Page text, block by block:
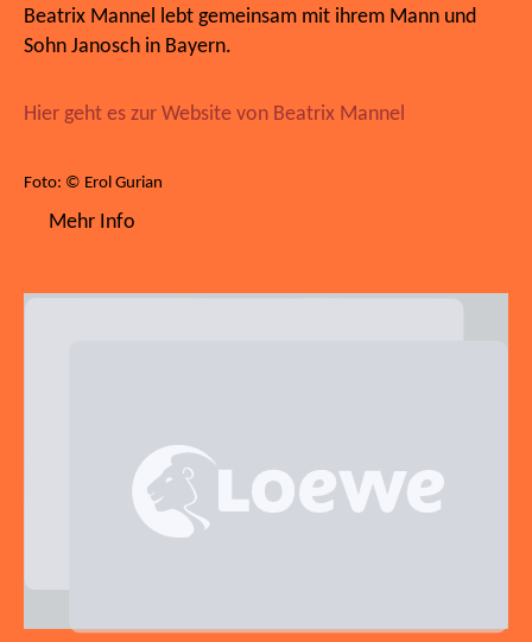
Beatrix Mannel lebt gemeinsam mit ihrem Mann und
Sohn Janosch in Bayern.
Hier geht es zur Website von Beatrix Mannel
Foto: © Erol Gurian
Mehr Info